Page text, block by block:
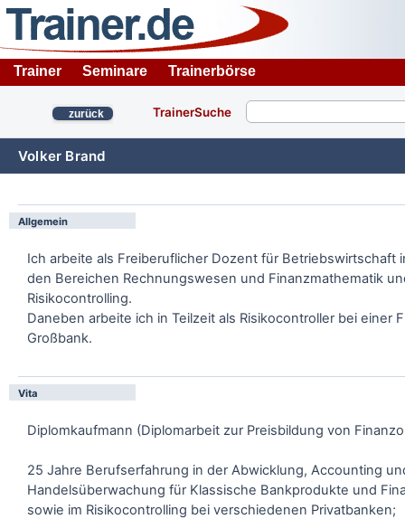
Trainer Seminare Trainerbörse
zurück TrainerSuche
Volker Brand
Allgemein
Ich arbeite als Freiberuflicher Dozent für Betriebswirtschaft
den Bereichen Rechnungswesen und Finanzmathematik
Risikocontrolling.
Daneben arbeite ich in Teilzeit als Risikocontroller bei einer
Großbank.
Vita
Diplomkaufmann (Diplomarbeit zur Preisbildung von
25 Jahre Berufserfahrung in der Abwicklung, Accounting
Handelsüberwachung für Klassische Bankprodukte und
sowie im Risikocontrolling bei verschiedenen Privatbanken;